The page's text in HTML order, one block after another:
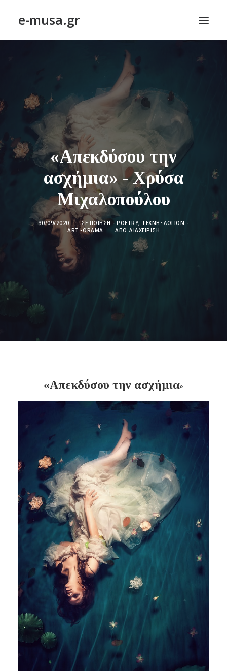
e-musa.gr
ΠΕΖΟΓΡΑΦΙΑ – PROSE
ΤΕΧΝΗ~ΛΟΓΙΟΝ – ART~ORAMA
ΑΠΟΔΕΛΤΙΩΣΗ
BLOG
ΣΥΝΤΑΚΤΙΚΗ ΟΜΑΔΑ
ΕΠΙΚΟΙΝΩΝΙΑ
ΑΝΑΖΉΤΗΣΗ
«Απεκδύσου την
ασχήμια» - Χρύσα
Μιχαλοπούλου
30/09/2020 | ΣΕ ΠΟΊΗΣΗ - POETRY, ΤΕΧΝΗ~ΛΌΓΙΟΝ -
ART~ORAMA
| ΑΠΌ ΔΙΑΧΕΊΡΙΣΗ
«Απεκδύσου την ασχήμια»